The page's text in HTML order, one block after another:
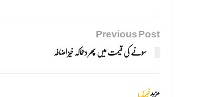
Previous Post
سونے کی قیمت میں پھر دھماکہ خیز اضافہ
مزیدخبریں